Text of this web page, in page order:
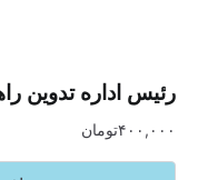
تدوین راهبرد
تومان